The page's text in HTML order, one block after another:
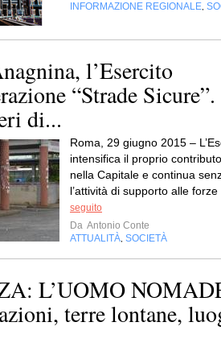
INFORMAZIONE REGIONALE
l’Esercito
“Strade
di...
Roma, 29 giugno 2015 –
intensifica il proprio
nella Capitale e continua
l’attività di supporto alle forze
seguito
Da Antonio Conte
ATTUALITÀ SOCIETÀ
L’UOMO
terre lontane,